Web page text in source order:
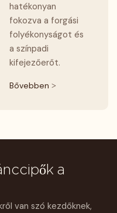
hatékonyan
fokozva a forgási
folyékonyságot és
a színpadi
kifejezőerőt.
Bővebben >
a
van szó kezdőknek,